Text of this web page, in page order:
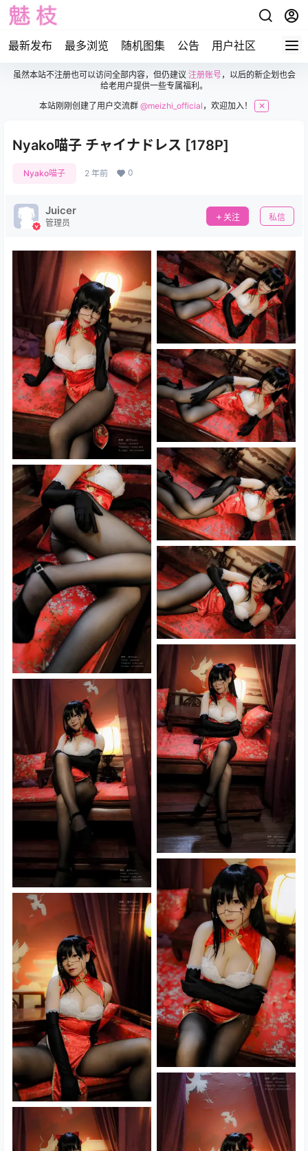
最新发布 最多浏览 随机图集 公告 用户社区
虽然本站不注册也可以访问全部内容，但仍建议 注册账号，以后的新企划也会
给老用户提供一些专属福利。
本站刚刚创建了用户交流群@meizhi_official ，欢迎加入！ ✕
Nyako喵子 チャイナドレス [178P]
Nyako喵子 2 年前 0
Juicer
管理员
关注 私信